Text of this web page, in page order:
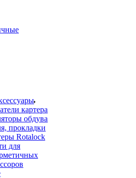
картера
обдува
прокладки
Rotalock
для